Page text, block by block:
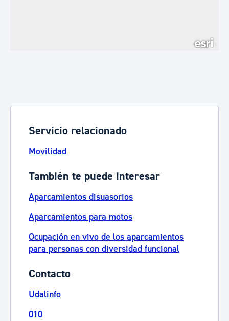
Servicio relacionado
Movilidad
También te puede interesar
Aparcamientos disuasorios
Aparcamientos para motos
Ocupación en vivo de los aparcamientos
para personas con diversidad funcional
Contacto
Udalinfo
010